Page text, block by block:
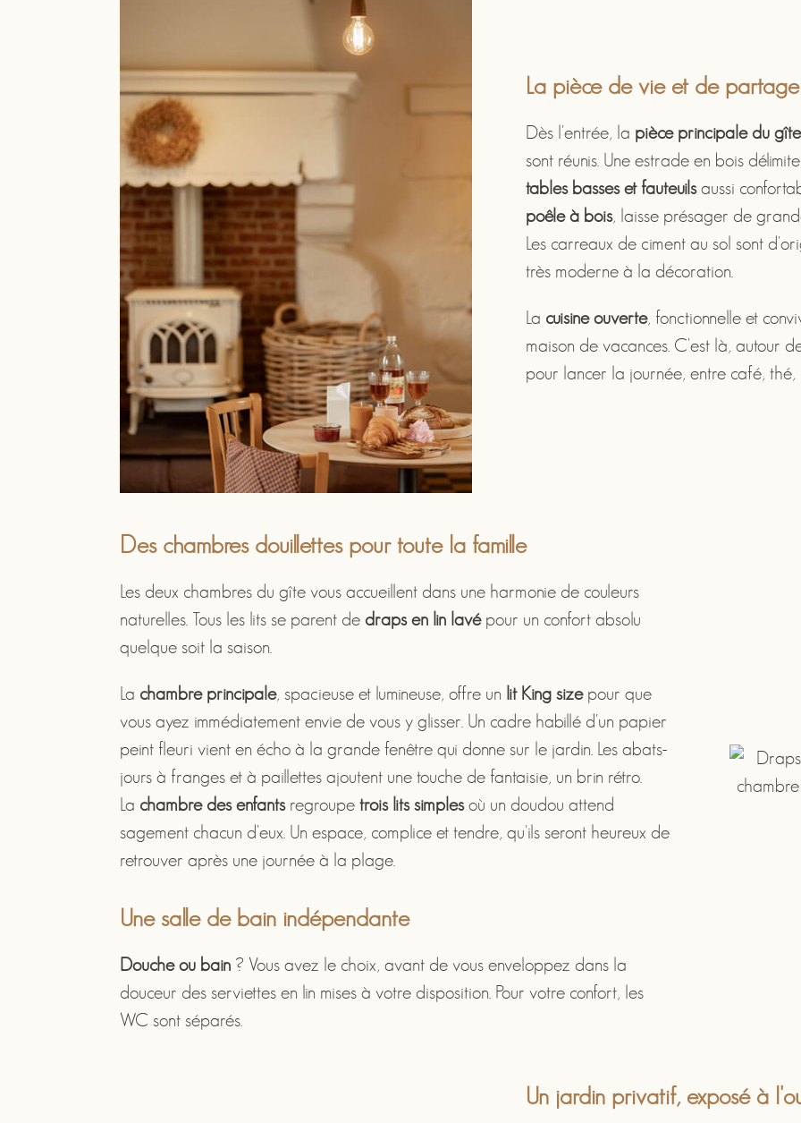
La pièce de vie et de partage
Dès l'entrée, la pièce principale du gîte
sont réunis. Une estrade en bois
tables basses et fauteuilsaussi
poêle à bois, laisse présager de
Les carreaux de ciment au sol sont
très moderne à la décoration.
La cuisine ouverte, fonctionnelle et
maison de vacances. C'est là, autour
pour lancer la journée, entre café,
Des chambres douillettes pour toute la famille
Les deux chambres du gîte vous accueillent dans une harmonie de couleurs
naturelles. Tous les lits se parent de draps en lin lavépour un confort absolu
quelque soit la saison.
La chambre principale, spacieuse et lumineuse, offre un lit King sizepour que
vous ayez immédiatement envie de vous y glisser. Un cadre habillé d'un papier
peint fleuri vient en écho à la grande fenêtre qui donne sur le jardin. Les abats-
jours à franges et à paillettes ajoutent une touche de fantaisie, un brin rétro.
La chambre des enfantsregroupetrois lits simplesoù un doudou attend
sagement chacun d'eux. Un espace, complice et tendre, qu'ils seront heureux de
retrouver après une journée à la plage.
Une salle de bain indépendante
Douche ou bain ? Vous avez le choix, avant de vous enveloppez dans la
douceur des serviettes en lin mises à votre disposition. Pour votre confort, les
WC sont séparés.
Un jardin privatif, exposé à